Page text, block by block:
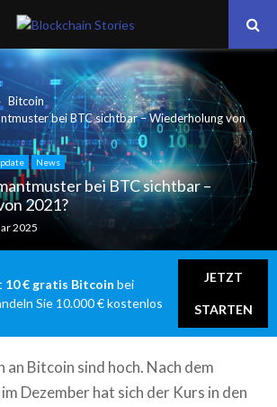
Bitcoin
bei BTC sichtbar – Wiederholung von
News
bei BTC sichtbar –
2021?
2025
10 € gratis Bitcoin bei
Sie 10.000 € kostenlos
JETZT
STARTEN
an Bitcoin sind hoch. Nach dem
Dezember hat sich der Kurs in den